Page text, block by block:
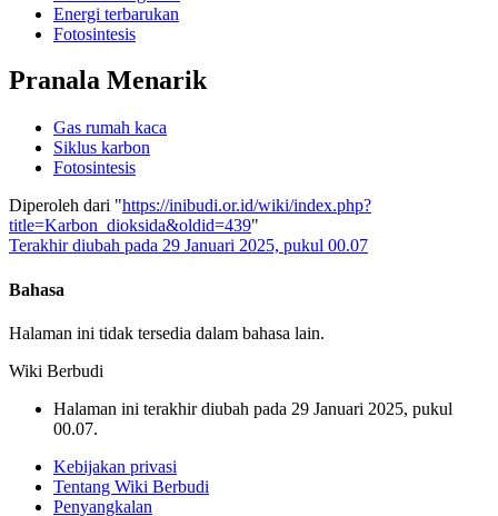
Energi terbarukan
Fotosintesis
Pranala Menarik
Gas rumah kaca
Siklus karbon
Fotosintesis
Diperoleh dari "https://inibudi.or.id/wiki/index.php?
title=Karbon_dioksida&oldid=439"
Terakhir diubah pada 29 Januari 2025, pukul 00.07
Bahasa
Halaman ini tidak tersedia dalam bahasa lain.
Wiki Berbudi
Halaman ini terakhir diubah pada 29 Januari 2025, pukul
00.07.
Kebijakan privasi
Tentang Wiki Berbudi
Penyangkalan